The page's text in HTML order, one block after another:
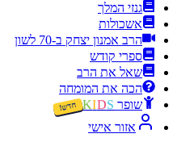
גנזי המלך
אשכולות
הרב אמנון יצחק ב-70 לשון
ספרי קודש
שאל את הרב
הכה את המומחה
שופר
KIDS חדש!
אזור אישי